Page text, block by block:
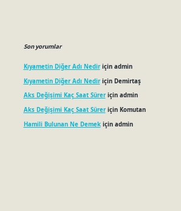
Son yorumlar
Kıyametin Diğer Adı Nediriçin admin
Kıyametin Diğer Adı Nediriçin Demirtaş
Aks Değişimi Kaç Saat Süreriçin admin
Aks Değişimi Kaç Saat Süreriçin Komutan
Hamili Bulunan Ne Demekiçin admin